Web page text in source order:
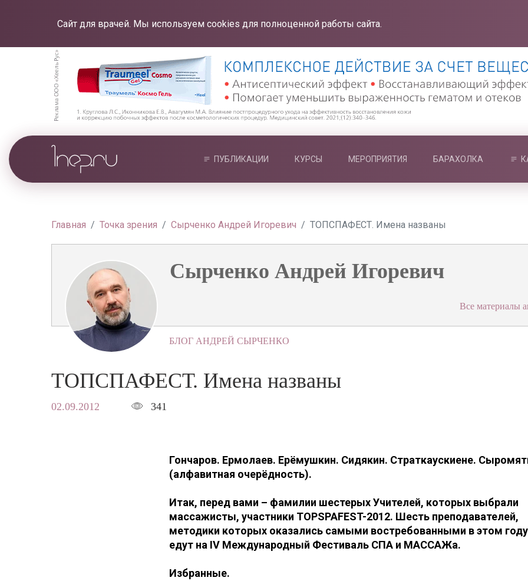
Сайт для врачей. Мы используем cookies для полноценной работы сайта.
ПУБЛИКАЦИИ КУРСЫ МЕРОПРИЯТИЯ БАРАХОЛКА
Главная Точка зрения Сырченко Андрей Игоревич ТОПСПАФЕСТ. Имена названы
Сырченко Андрей Игоревич
Все материалы
БЛОГ АНДРЕЙ СЫРЧЕНКО
ТОПСПАФЕСТ. Имена названы
02.09.2012 341
Гончаров. Ермолаев. Ерёмушкин. Сидякин. Страткаускиене.
(алфавитная очерёдность).
Итак, перед вами – фамилии шестерых Учителей, которых выбрали
массажисты, участники TOPSPAFEST-2012. Шесть преподавателей,
методики которых оказались самыми востребованными в этом
едут на IV Международный Фестиваль СПА и МАССАЖа.
Избранные.